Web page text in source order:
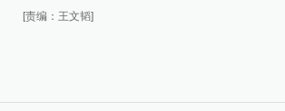
[责编：王文韬]